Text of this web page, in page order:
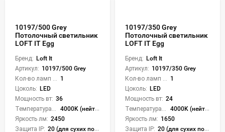
10197/500 Grey
Потолочный светильник
LOFT IT Egg
Бренд: Loft It
Артикул: 10197/500 Grey
1
Цоколь: LED
Мощность вт: 36
4000K (нейтральный)
Яркость лм: 2450
Защита IP: 20 (для сухих пом.)
10197/350 Grey
Потолочный светильник
LOFT IT Egg
Бренд: Loft It
Артикул: 10197/350 Grey
1
Цоколь: LED
Мощность вт: 24
4000K (нейтральный)
Яркость лм: 1650
Защита IP: 20 (для сухих пом.)